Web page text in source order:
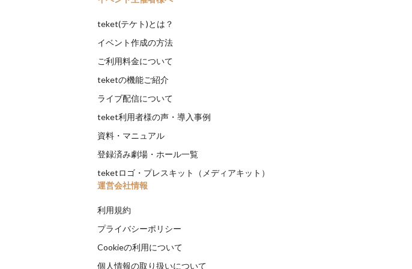
teket(テケト)とは？
イベント作成の方法
ご利用料金について
teketの機能ご紹介
ライブ配信について
teket利用者様の声・導入事例
資料・マニュアル
登録済み劇場・ホール一覧
teketロゴ・プレスキット（メディアキット）
運営会社情報
利用規約
プライバシーポリシー
Cookieの利用について
個人情報の取り扱いについて